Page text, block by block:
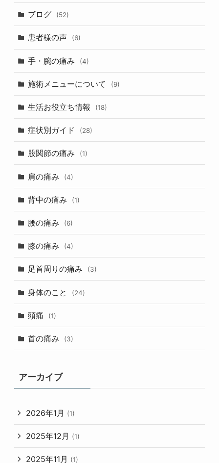
ブログ (52)
患者様の声 (6)
手・腕の痛み (4)
施術メニューについて (9)
生活お役立ち情報 (18)
症状別ガイド (28)
股関節の痛み (1)
肩の痛み (4)
背中の痛み (1)
腰の痛み (6)
膝の痛み (4)
足首周りの痛み (3)
身体のこと (24)
頭痛 (1)
首の痛み (3)
アーカイブ
2026年1月 (1)
2025年12月 (1)
2025年11月 (1)